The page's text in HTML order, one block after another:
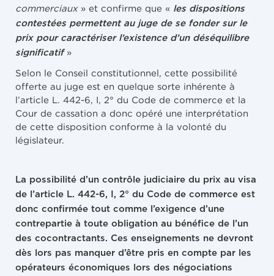
commerciaux» et confirme que « les dispositions
contestées permettent au juge de se fonder sur le
prix pour caractériser l’existence d’un déséquilibre
significatif»
Selon le Conseil constitutionnel, cette possibilité
offerte au juge est en quelque sorte inhérente à
l’article L. 442-6, I, 2° du Code de commerce et la
Cour de cassation a donc opéré une interprétation
de cette disposition conforme à la volonté du
législateur.
La possibilité d’un contrôle judiciaire du prix au visa
de l’article L. 442-6, I, 2° du Code de commerce est
donc confirmée tout comme l’exigence d’une
contrepartie à toute obligation au bénéfice de l’un
des cocontractants. Ces enseignements ne devront
dès lors pas manquer d’être pris en compte par les
opérateurs économiques lors des négociations